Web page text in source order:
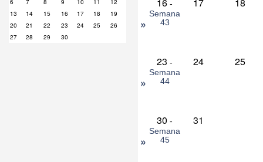
6
7 8 9 10 11
12
13
14 15 16 17 18
19
20
21 22 23 24 25
26
27
28 29 30
»
-
Semana
43
»
23 -
Semana
44
24 25
»
30 -
Semana
45
31